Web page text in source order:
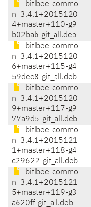
bitlbee-commo
n_3.4.1+2015120
4+master+110-g9
b02bab-git_all.deb
bitlbee-commo
n_3.4.1+2015120
6+master+115-g4
59dec8-git_all.deb
bitlbee-commo
n_3.4.1+2015120
9+master+117-g9
77a9d5-git_all.deb
bitlbee-commo
n_3.4.1+2015121
1+master+118-g4
c29622-git_all.deb
bitlbee-commo
n_3.4.1+2015121
5+master+119-g3
a620ff-git_all.deb